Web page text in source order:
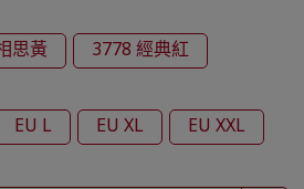
思黃
3778 經典紅
EU L EU XL EU XXL